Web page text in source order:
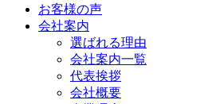
お客様の声
会社案内
選ばれる理由
会社案内一覧
代表挨拶
会社概要